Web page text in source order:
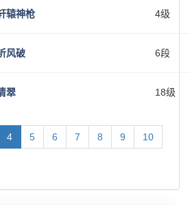
辕神枪 4级
风破 6段
翠 18级
4 5 6 7 8 9 10